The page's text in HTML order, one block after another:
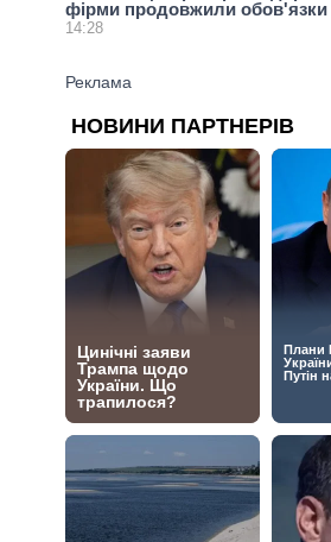
фірми продовжили обов'язки
14:28